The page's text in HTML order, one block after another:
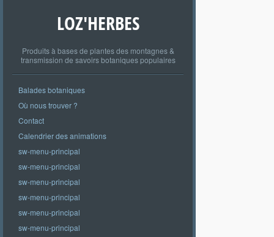
LOZ'HERBES
Produits à bases de plantes des montagnes &
transmission de savoirs botaniques populaires
Balades botaniques
Où nous trouver ?
Contact
Calendrier des animations
sw-menu-principal
sw-menu-principal
sw-menu-principal
sw-menu-principal
sw-menu-principal
sw-menu-principal